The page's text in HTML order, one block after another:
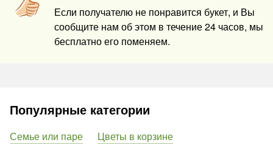
Если получателю не понравится букет, и Вы
сообщите нам об этом в течение 24 часов, мы
бесплатно его поменяем.
Популярные категории
Семье или паре
Цветы в корзине